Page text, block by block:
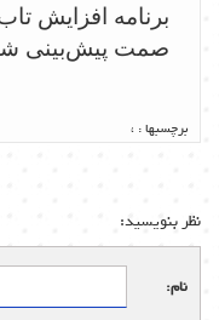
صمت پیش‌بینی
برچسبها : ،
نظر بنویسید:
نام: